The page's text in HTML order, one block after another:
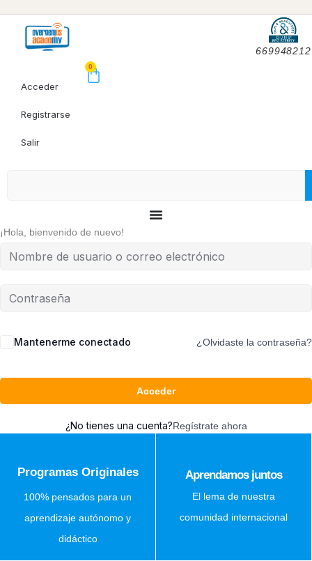
669948212
Acceder
Registrarse
Salir
0
¡Hola, bienvenido de nuevo!
Mantenerme conectado ¿Olvidaste la contraseña?
Acceder
¿No tienes una cuenta?Regístrate ahora
Programas Originales
100% pensados para un
aprendizaje autónomo y
didáctico
Aprendamos juntos
El lema de nuestra
comunidad internacional